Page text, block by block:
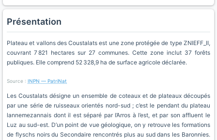
Présentation
Plateau et vallons des Coustalats est une zone protégée de type ZNIEFF_II,
couvrant 7 821 hectares sur 27 communes. Cette zone inclut 37 forêts
publiques. Elle comprend 52 328,9 ha de surface agricole déclarée.
Source : INPN — PatriNat
Les Coustalats désigne un ensemble de coteaux et de plateaux découpés
par une série de ruisseaux orientés nord-sud ; c’est le pendant du plateau
lannemezannais dont il est séparé par l’Arros à l’est, et par son affluent le
Luz au sud-est. D’un point de vue géologique, on y retrouve les formations
de flyschs noirs du Secondaire rencontrés plus au sud dans les Baronnies.